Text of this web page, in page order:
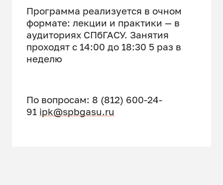
Уголовное право
Уголовный процесс
Криминалистика
Судебно-медицинская
экспертиза и медицинское
Программа реализуется в очном
формате: лекции и практики — в
аудиториях СПбГАСУ. Занятия
проходят c 14:00 до 18:30 5 раз в
неделю
По вопросам: 8 (812) 600-24-
91 ipk@spbgasu.ru